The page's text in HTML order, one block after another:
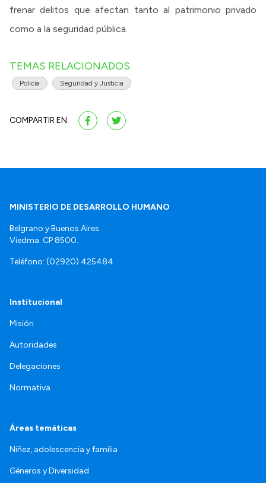
frenar delitos que afectan tanto al patrimonio privado
como a la seguridad pública.
TEMAS RELACIONADOS
Policía Seguridad y Justicia
COMPARTIR EN:
MINISTERIO DE DESARROLLO HUMANO
Belgrano y Buenos Aires.
Viedma. CP 8500.
Teléfono: (02920) 425484
Institucional
Misión
Autoridades
Delegaciones
Normativa
Áreas temáticas
Niñez, adolescencia y familia
Géneros y Diversidad